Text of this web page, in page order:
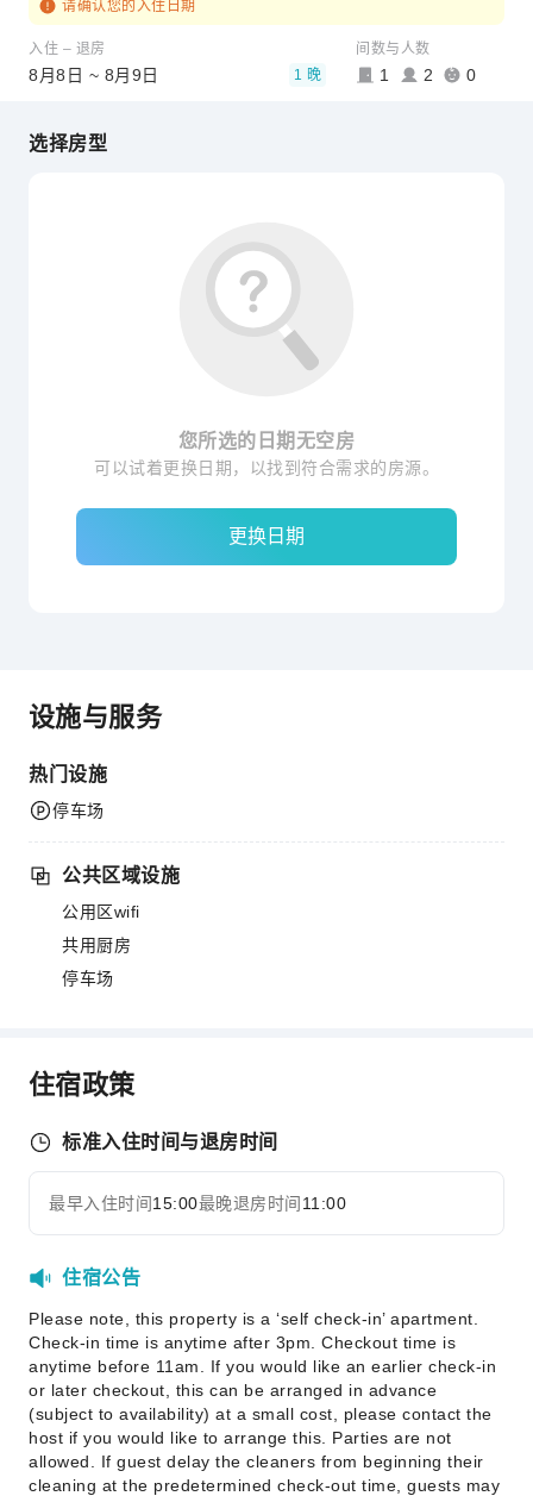
请确认您的入住日期
入住 – 退房
8月8日 ~ 8月9日 1 晚
间数与人数
1 2 0
选择房型
您所选的日期无空房
可以试着更换日期，以找到符合需求的房源。
更换日期
设施与服务
热门设施
停车场
公共区域设施
公用区wifi
共用厨房
停车场
住宿政策
标准入住时间与退房时间
最早入住时间15:00最晚退房时间 11:00
住宿公告
Please note, this property is a ‘self check-in’ apartment.
Check-in time is anytime after 3pm. Checkout time is
anytime before 11am. If you would like an earlier check-in
or later checkout, this can be arranged in advance
(subject to availability) at a small cost, please contact the
host if you would like to arrange this. Parties are not
allowed. If guest delay the cleaners from beginning their
cleaning at the predetermined check-out time, guests may